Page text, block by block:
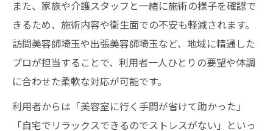
また、家族や介護スタッフと一緒に施術の様子を確認で
きるため、施術内容や衛生面での不安も軽減されます。
訪問美容師埼玉や出張美容師埼玉など、地域に精通した
プロが担当することで、利用者一人ひとりの要望や体調
に合わせた柔軟な対応が可能です。
利用者からは「美容室に行く手間が省けて助かった」
「自宅でリラックスできるのでストレスがない」といっ